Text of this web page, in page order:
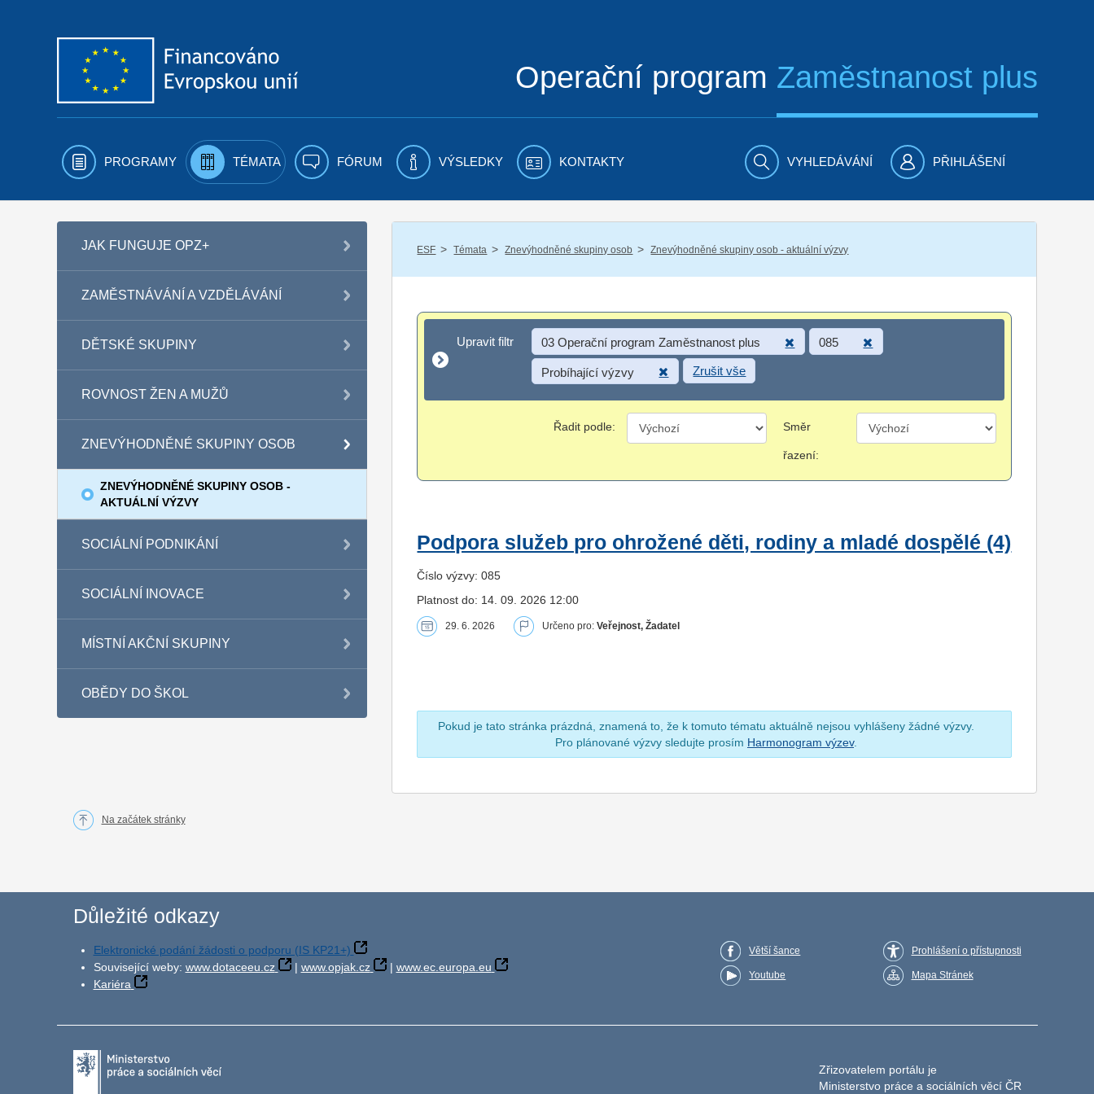
Operační program Zaměstnanost plus
PROGRAMY TÉMATA FÓRUM VÝSLEDKY KONTAKTY VYHLEDÁVÁNÍ PŘIHLÁŠENÍ
JAK FUNGUJE OPZ+
ZAMĚSTNÁVÁNÍ A VZDĚLÁVÁNÍ
DĚTSKÉ SKUPINY
ROVNOST ŽEN A MUŽŮ
ZNEVÝHODNĚNÉ SKUPINY OSOB
ZNEVÝHODNĚNÉ SKUPINY OSOB -
AKTUÁLNÍ VÝZVY
SOCIÁLNÍ PODNIKÁNÍ
SOCIÁLNÍ INOVACE
MÍSTNÍ AKČNÍ SKUPINY
OBĚDY DO ŠKOL
ESF / Témata / Znevýhodněné skupiny osob / Znevýhodněné skupiny osob - aktuální výzvy
Upravit filtr
Upravit filtr 03 Operační program Zaměstnanost plus 085
Probíhající výzvy Zrušit vše
Řadit podle: Směr
řazení:
Podpora služeb pro ohrožené děti, rodiny a mladé dospělé (4)
Číslo výzvy: 085
Platnost do: 14. 09. 2026 12:00
29. 6. 2026 Určeno pro:Veřejnost, Žadatel
Pokud je tato stránka prázdná, znamená to, že k tomuto tématu aktuálně nejsou vyhlášeny žádné výzvy.
Pro plánované výzvy sledujte prosím Harmonogram výzev.
Na začátek stránky
Důležité odkazy
Elektronické podání žádosti o podporu (IS KP21+)
Související weby: www.dotaceeu.cz | www.opjak.cz | www.ec.europa.eu
Kariéra
Větší šance
Youtube
Prohlášení o přístupnosti
Mapa Stránek
Zřizovatelem portálu je
Ministerstvo práce a sociálních věcí ČR